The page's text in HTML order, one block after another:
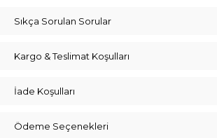
Sıkça Sorulan Sorular
Kargo & Teslimat Koşulları
İade Koşulları
Ödeme Seçenekleri